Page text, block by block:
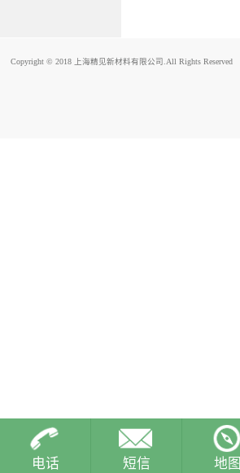
Copyright © 2018 上海精见新材料有限公司.All Rights Reserved
电话 短信 地图